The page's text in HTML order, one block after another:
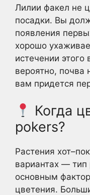
Лилии факел не
посадки. Вы
появления
хорошо
истечении этого
вероятно, почва
вам придется
Когда
pokers?
Растения
вариантах — тип
основным
цветения.